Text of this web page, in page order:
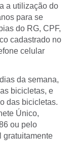
a utilização do
para se
do RG, CPF,
cadastrado no
celular
da semana,
bicicletas, e
das bicicletas.
Único,
ou pelo
gratuitamente